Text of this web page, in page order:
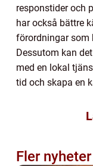
responstider och
har också bättre
förordningar som
Dessutom kan
med en lokal
tid och skapa en
Fler nyheter